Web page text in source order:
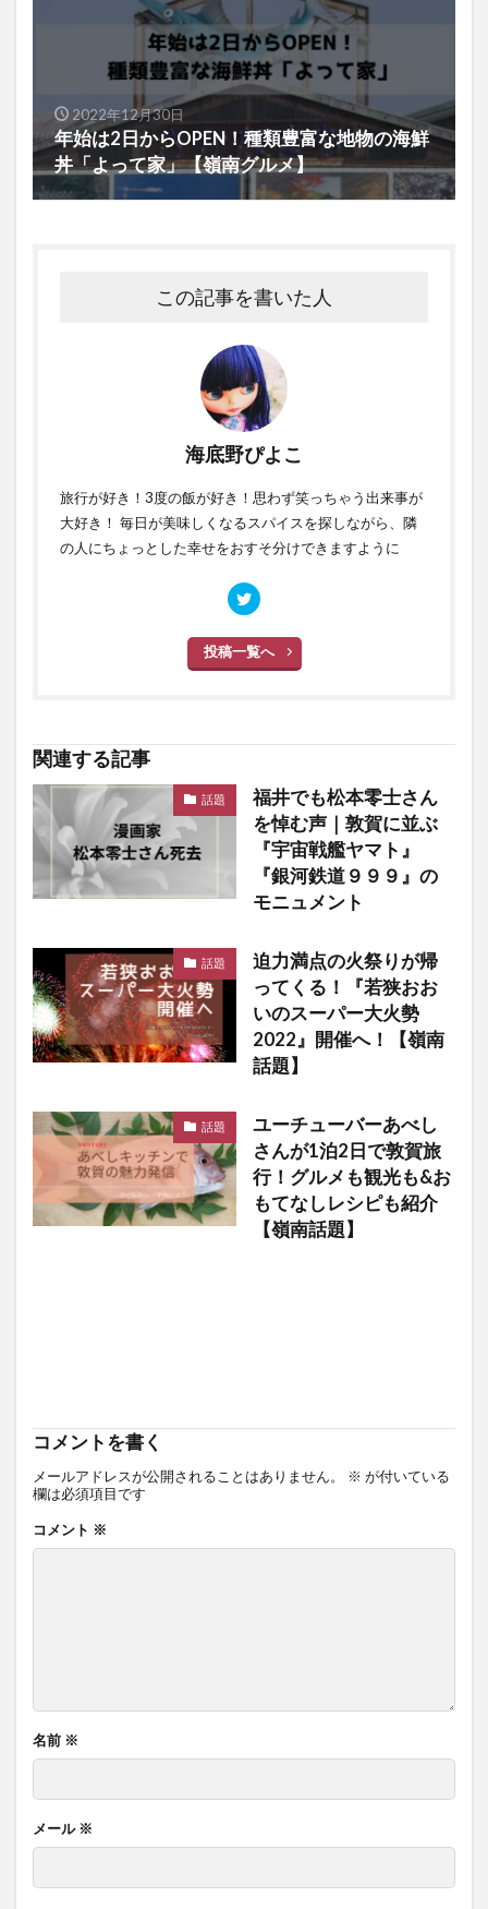
2022年12月30日
年始は2日からOPEN！種類豊富な地物の海鮮
丼「よって家」【嶺南グルメ】
この記事を書いた人
海底野ぴよこ
旅行が好き！3度の飯が好き！思わず笑っちゃう出来事が
大好き！ 毎日が美味しくなるスパイスを探しながら、隣
の人にちょっとした幸せをおすそ分けできますように
投稿一覧へ
関連する記事
話題
福井でも松本零士さん
を悼む声｜敦賀に並ぶ
『宇宙戦艦ヤマト』
『銀河鉄道９９９』の
モニュメント
話題
迫力満点の火祭りが帰
ってくる！『若狭おお
いのスーパー大火勢
2022』開催へ！【嶺南
話題】
話題
ユーチューバーあべし
さんが1泊2日で敦賀旅
行！グルメも観光も&お
もてなしレシピも紹介
【嶺南話題】
コメントを書く
メールアドレスが公開されることはありません。 ※ が付いている
欄は必須項目です
コメント ※
名前 ※
メール ※